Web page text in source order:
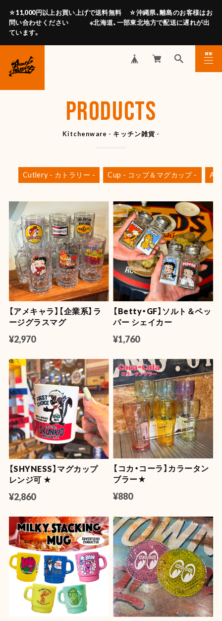
☆11,000円以上お買い上げで送料無料 ☆沖縄県、離島のお客様はお
問い合わせください ※北海道、一部東北地方で配送に遅れが出
ています。
MENU
CLOSE
PRODUCTS
Kitchenware - キッチン雑貨 -
Cutlery - カトラリー - Cup - コップ＆マグカップ -
【アメキャラ】【企業系】ラ
ージグラスマグ
¥2,970
【Betty・GF】ソルト＆ペッ
パー シェイカー
¥1,760
【SHYNESS】マグカップ
レンジ可 ★
¥2,860
【コカ・コーラ】カラータン
ブラー★
¥880